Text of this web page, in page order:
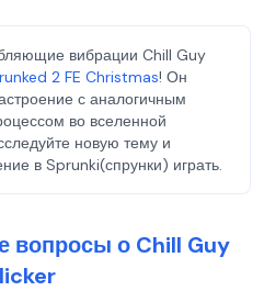
вибрации Chill Guy
2 FE Christmas! Он
с аналогичным
во вселенной
новую тему и
в Sprunki(спрунки) играть.
вопросы о Chill Guy